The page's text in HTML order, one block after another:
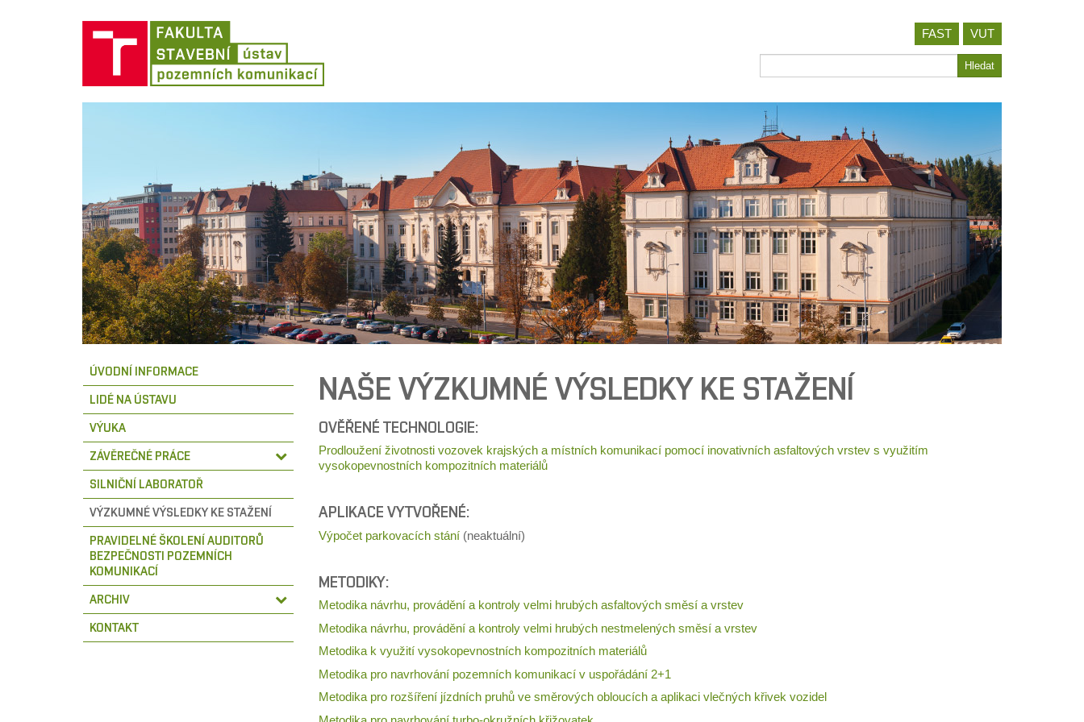
FAST
VUT
Hledat
ÚVODNÍ INFORMACE
LIDÉ NA ÚSTAVU
VÝUKA
ZÁVĚREČNÉ PRÁCE
SILNIČNÍ LABORATOŘ
VÝZKUMNÉ VÝSLEDKY KE STAŽENÍ
PRAVIDELNÉ ŠKOLENÍ AUDITORŮ
BEZPEČNOSTI POZEMNÍCH
KOMUNIKACÍ
ARCHIV
KONTAKT
NAŠE VÝZKUMNÉ VÝSLEDKY KE STAŽENÍ
OVĚŘENÉ TECHNOLOGIE:
Prodloužení životnosti vozovek krajských a místních komunikací pomocí inovativních asfaltových vrstev s využitím
vysokopevnostních kompozitních materiálů
APLIKACE VYTVOŘENÉ:
Výpočet parkovacích stání(neaktuální)
METODIKY:
Metodika návrhu, provádění a kontroly velmi hrubých asfaltových směsí a vrstev
Metodika návrhu, provádění a kontroly velmi hrubých nestmelených směsí a vrstev
Metodika k využití vysokopevnostních kompozitních materiálů
Metodika pro navrhování pozemních komunikací v uspořádání 2+1
Metodika pro rozšíření jízdních pruhů ve směrových obloucích a aplikaci vlečných křivek vozidel